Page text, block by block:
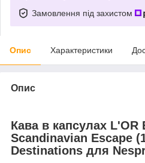
Замовлення під захистом
Опис Характеристики
Опис
Кава в капсулах L'OR
Scandinavian Escape
Destinations для